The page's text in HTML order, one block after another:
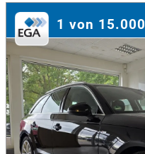
1 von 15.000